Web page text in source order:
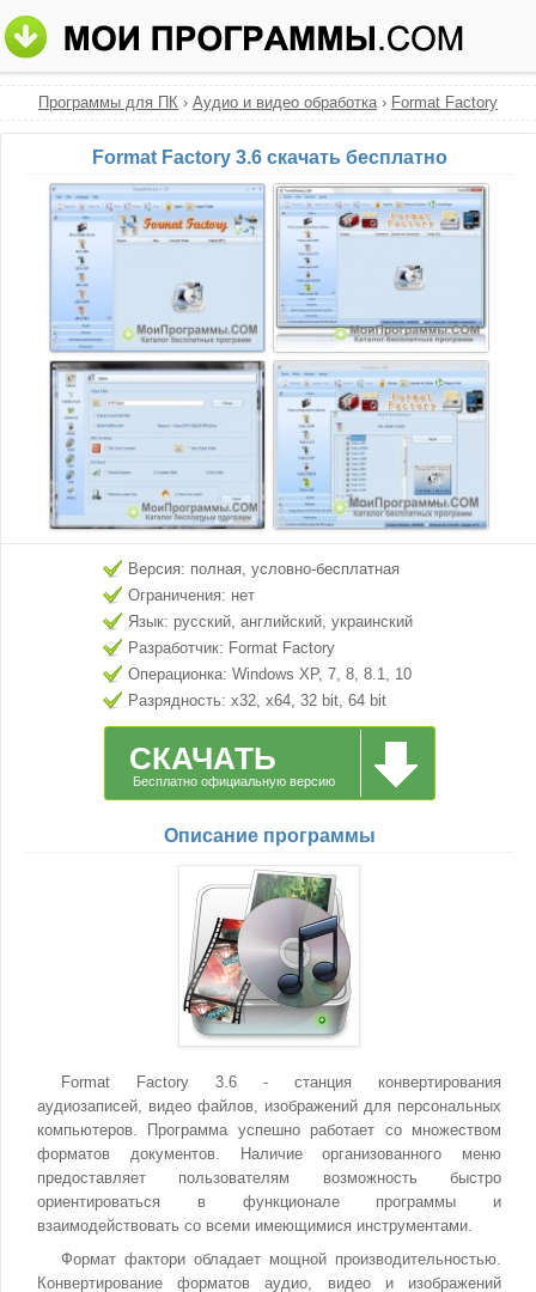
Программы для ПК › Аудио и видео обработка› Format Factory
Format Factory 3.6 скачать бесплатно
Версия: полная, условно-бесплатная
Ограничения: нет
Язык: русский, английский, украинский
Разработчик: Format Factory
Операционка: Windows XP, 7, 8, 8.1, 10
Разрядность: x32, x64, 32 bit, 64 bit
СКАЧАТЬ
Бесплатно официальную версию
Описание программы
Format Factory 3.6 - станция конвертирования
аудиозаписей, видео файлов, изображений для персональных
компьютеров. Программа успешно работает со множеством
форматов документов. Наличие организованного меню
предоставляет пользователям возможность быстро
ориентироваться в функционале программы и
взаимодействовать со всеми имеющимися инструментами.
Формат фактори обладает мощной производительностью.
Конвертирование форматов аудио, видео и изображений